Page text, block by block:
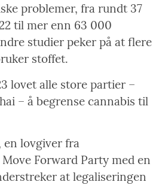
problemer, fra rundt 37
til mer enn 63 000
studier peker på at flere
stoffet.
lovet alle store partier –
– å begrense cannabis til
en lovgiver fra
Forward Party med en
at legaliseringen